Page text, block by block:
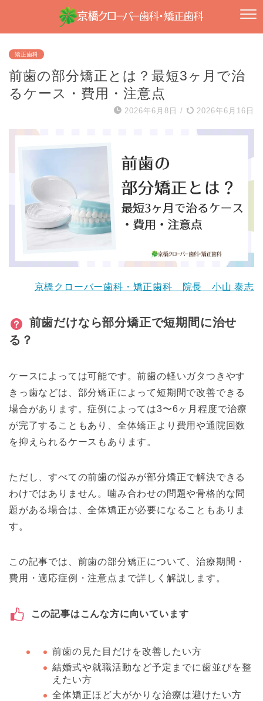
矯正歯科
前歯の部分矯正とは？最短3ヶ月で治
るケース・費用・注意点
2026年6月8日 / 2026年6月16日
京橋クローバー歯科・矯正歯科 院長 小山 泰志
前歯だけなら部分矯正で短期間に治せ
る？
ケースによっては可能です。前歯の軽いガタつきやす
きっ歯などは、部分矯正によって短期間で改善できる
場合があります。症例によっては3〜6ヶ月程度で治療
が完了することもあり、全体矯正より費用や通院回数
を抑えられるケースもあります。
ただし、すべての前歯の悩みが部分矯正で解決できる
わけではありません。噛み合わせの問題や骨格的な問
題がある場合は、全体矯正が必要になることもありま
す。
この記事では、前歯の部分矯正について、治療期間・
費用・適応症例・注意点まで詳しく解説します。
この記事はこんな方に向いています
前歯の見た目だけを改善したい方
結婚式や就職活動など予定までに歯並びを整
えたい方
全体矯正ほど大がかりな治療は避けたい方